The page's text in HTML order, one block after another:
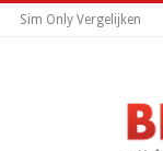
Sim Only Vergelijken